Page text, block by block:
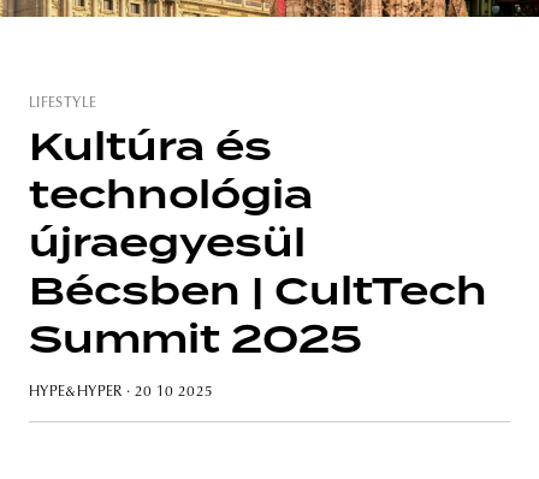
budapest poland branding
LIFESTYLE
Kultúra és
technológia
újraegyesül
Bécsben | CultTech
Summit 2025
HYPE&HYPER · 20 10 2025